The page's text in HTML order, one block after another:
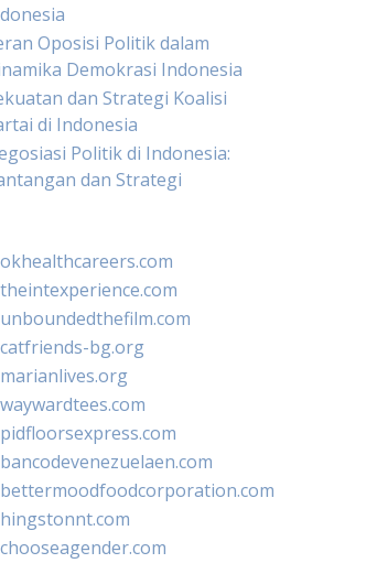
Oposisi Politik dalam
Demokrasi Indonesia
dan Strategi Koalisi
di Indonesia
Politik di Indonesia:
dan Strategi
okhealthcareers.com
theintexperience.com
unboundedthefilm.com
catfriends-bg.org
marianlives.org
waywardtees.com
pidfloorsexpress.com
bancodevenezuelaen.com
bettermoodfoodcorporation.com
hingstonnt.com
chooseagender.com